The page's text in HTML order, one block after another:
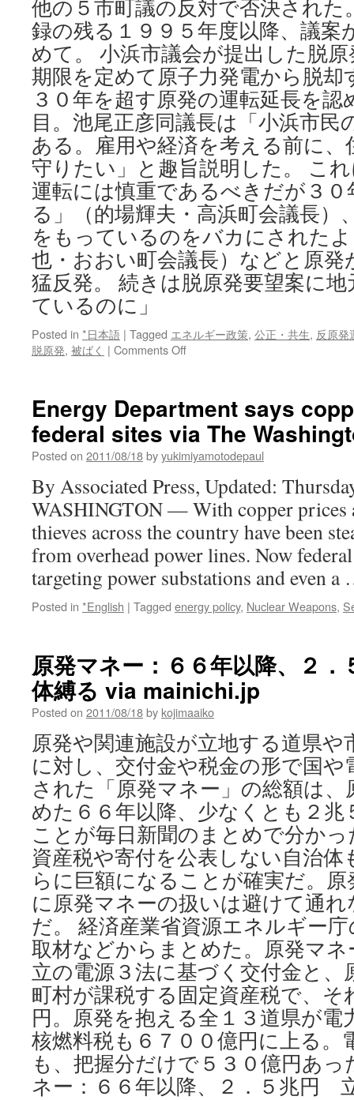
イ
ク
押
し
付
け
合
い
回
答
避
け
る
官
僚
た
ち
の
末
他の５市町議の反対で否決された
録の残る１９９５年度以降、議案
めて。 小浜市議会が提出した脱
期限を定めて原子力発電から脱
３０年を超す原発の運転延長を
目。池尾正彦同議長は「小浜市民
ある。雇用や経済を考える前に
守りたい」と趣旨説明した。 こ
運転には慎重であるべきだが３
る」（的場輝夫・高浜町会議長）
をもっているのをバカにされた
也・おおい町会議長）などと原発
猛反発。 続きは脱原発要望案に
ているのに」
Posted in *日本語 | Tagged エネルギー政策, 公正・共生, 反原発
脱原発, 被ばく | Comments Offon
要
望
案
に
元
猛
発
「誇
も
っ
て
の
に」
via
Yomiuri
Energy Department says
federal sites via The
Posted on 2011/08/18byyukimiyamotodepaul
By Associated Press, Updated:
WASHINGTON — With copper prices
thieves across the country have been
from overhead power lines. Now
targeting power substations and even
Posted in *English | Tagged energy policy, Nuclear Weapons,
原発マネー：６６年以降、２
体縛る via mainichi.jp
Posted on 2011/08/18by kojimaaiko
原発や関連施設が立地する道県や
に対し、交付金や税金の形で国
された「原発マネー」の総額は
めた６６年以降、少なくとも２兆
ことが毎日新聞のまとめで分か
資産税や寄付を公表しない自治
らに巨額になることが確実だ。
に原発マネーの扱いは避けて通
だ。 経済産業省資源エネルギー
取材などからまとめた。原発マ
立の電源３法に基づく交付金と、
町村が課税する固定資産税で、そ
円。原発を抱える全１３道県が電
核燃料税も６７００億円に上る。
も、把握分だけで５３０億円あ
ネー：６６年以降、２．５兆円